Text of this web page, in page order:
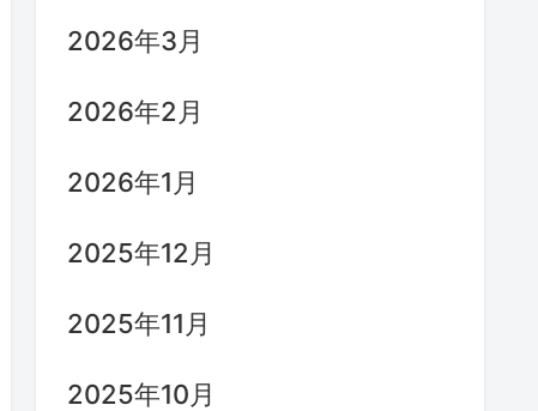
2026年3月
2026年2月
2026年1月
2025年12月
2025年11月
2025年10月